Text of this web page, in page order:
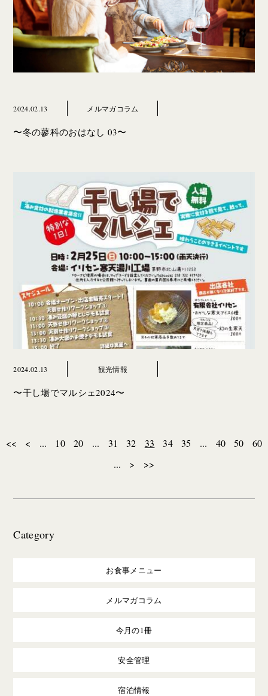
2024.02.13 メルマガコラム
〜冬の蓼科のおはなし 03〜
2024.02.13 観光情報
〜干し場でマルシェ2024〜
<< < ... 10 20 ... 31 32 33 34 35 ... 40 50
60
...
> >>
Category
お食事メニュー
メルマガコラム
今月の1冊
安全管理
宿泊情報